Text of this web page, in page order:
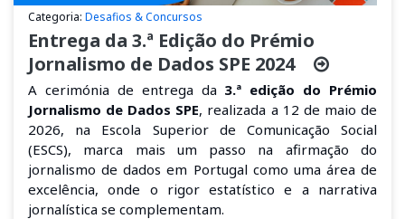
Categoria: Desafios & Concursos
Entrega da 3.ª Edição do Prémio
Jornalismo de Dados SPE 2024
A cerimónia de entrega da 3.ª edição do Prémio
Jornalismo de Dados SPE, realizada a 12 de maio de
2026, na Escola Superior de Comunicação Social
(ESCS), marca mais um passo na afirmação do
jornalismo de dados em Portugal como uma área de
excelência, onde o rigor estatístico e a narrativa
jornalística se complementam.